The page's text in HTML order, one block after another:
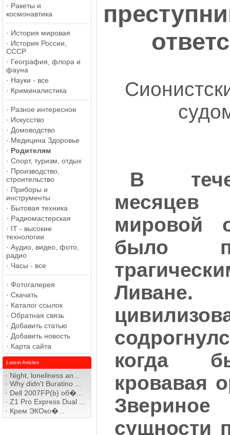
· Ракеты и
космонавтика
· История мировая
· История России,
СССР
· География, флора и
фауна
· Науки - все
· Криминалистика
· Разное интересное
· Искусство
· Домоводство
· Медицина Здоровье
· Родителям
· Спорт, туризм, отдых
· Производство,
строительство
· Приборы и
инструменты
· Бытовая техника
· Радиомастерская
· IT - высокие
технологии
· Аудио, видео, фото,
радио
· Часы - все
· Фотогалерея
· Скачать
· Каталог ссылок
· Обратная связь
· Добавить статью
· Добавить новость
· Карта сайта
Latest Articles
· Night, loneliness an...
· Why didn't Buratino ...
· Dell 2007FP(b) об�...
· Z1 Pro Express Dual ...
· Крем ЭКОко�...
В
мировой
было
когда
кровавая
сущности